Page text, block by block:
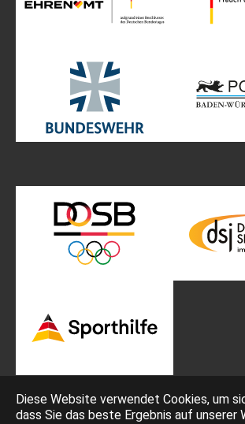
Diese Website verwendet Cookies, um
dass Sie das beste Ergebnis auf unserer